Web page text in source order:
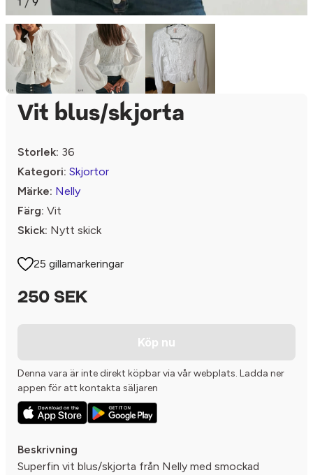
Vit blus/skjorta
Storlek: 36
Kategori: Skjortor
Märke: Nelly
Färg: Vit
Skick: Nytt skick
25 gillamarkeringar
250 SEK
Köp nu
Denna vara är inte direkt köpbar via vår webplats. Ladda ner
appen för att kontakta säljaren
Beskrivning
Superfin vit blus/skjorta från Nelly med smockad